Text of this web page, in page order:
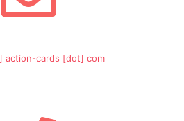
action-cards [dot] com